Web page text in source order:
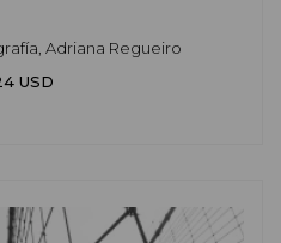
Adriana Regueiro
USD